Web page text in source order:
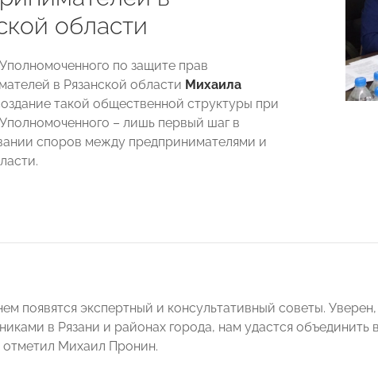
области
по защите прав
в Рязанской области Михаила
такой общественной структуры при
– лишь первый шаг в
споров между предпринимателями и
появятся экспертный и консультативный советы.
в Рязани и районах города, нам удастся
отметил Михаил Пронин.